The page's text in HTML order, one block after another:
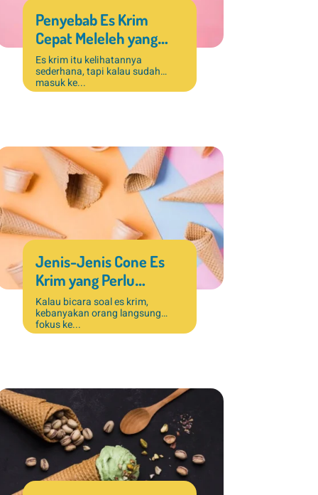
Penyebab Es Krim
Cepat Meleleh yang
Sering Terjadi di Bisnis
Dessert
Es krim itu kelihatannya
sederhana, tapi kalau sudah
masuk ke...
Jenis-Jenis Cone Es
Krim yang Perlu
Diketahui untuk Usaha
Dessert
Kalau bicara soal es krim,
kebanyakan orang langsung
fokus ke...